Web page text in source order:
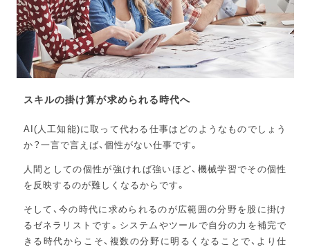
スキルの掛け算が求められる時代へ
AI(人工知能)に取って代わる仕事はどのようなものでしょう
か？一言で言えば、個性がない仕事です。
人間としての個性が強ければ強いほど、機械学習でその個性
を反映するのが難しくなるからです。
そして、今の時代に求められるのが広範囲の分野を股に掛け
るゼネラリストです。システムやツールで自分の力を補完で
きる時代からこそ、複数の分野に明るくなることで、より仕